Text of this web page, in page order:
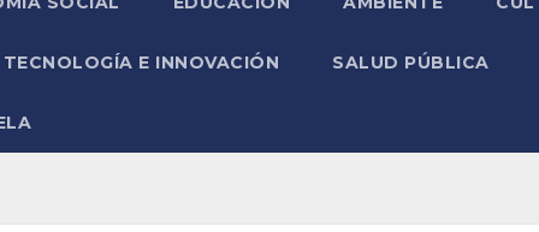
TECNOLOGÍA E INNOVACIÓN SALUD PÚBLICA